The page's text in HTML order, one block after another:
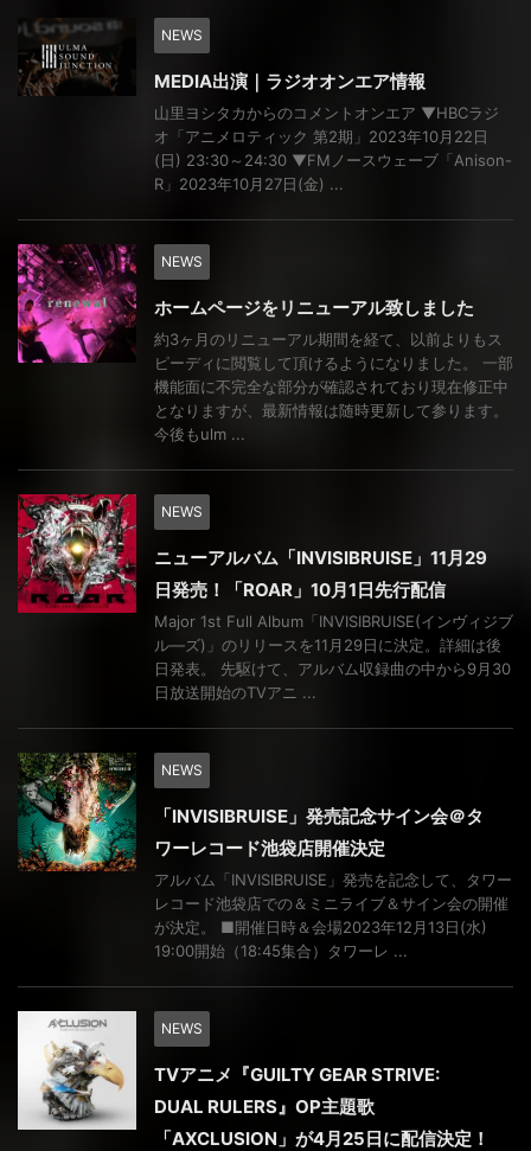
NEWS
MEDIA出演｜ラジオオンエア情報
山里ヨシタカからのコメントオンエア ▼HBCラジ
オ「アニメロティック 第2期」2023年10月22日
(日) 23:30～24:30 ▼FMノースウェーブ「Anison-
R」2023年10月27日(金) ...
NEWS
ホームページをリニューアル致しました
約3ヶ月のリニューアル期間を経て、以前よりもス
ピーディに閲覧して頂けるようになりました。 一部
機能面に不完全な部分が確認されており現在修正中
となりますが、最新情報は随時更新して参ります。
今後もulm ...
NEWS
ニューアルバム「INVISIBRUISE」11月29
日発売！「ROAR」10月1日先行配信
Major 1st Full Album「INVISIBRUISE(インヴィジブ
ル―ズ)」のリリースを11月29日に決定。詳細は後
日発表。 先駆けて、アルバム収録曲の中から9月30
日放送開始のTVアニ ...
NEWS
「INVISIBRUISE」発売記念サイン会＠タ
ワーレコード池袋店開催決定
アルバム「INVISIBRUISE」発売を記念して、タワー
レコード池袋店での＆ミニライブ＆サイン会の開催
が決定。 ■開催日時＆会場2023年12月13日(水)
19:00開始（18:45集合）タワーレ ...
NEWS
TVアニメ『GUILTY GEAR STRIVE:
DUAL RULERS』OP主題歌
「AXCLUSION」が4月25日に配信決定！